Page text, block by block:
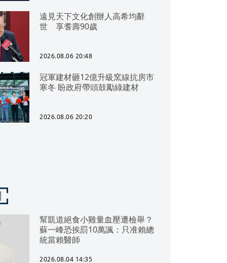
遠見天下文化創辦人高希均辭
世 享耆壽90歲
2026.08.06 20:48
冠軍建材砸12億升級窯線抗房市
寒冬 盼政府帶頭鼓勵綠建材
2026.08.06 20:20
幫凱道絕食小雞量血壓遭檢舉？
蘇一峰恐挨罰10萬諷：只准賴總
統當賴醫師
2026.08.04 14:35